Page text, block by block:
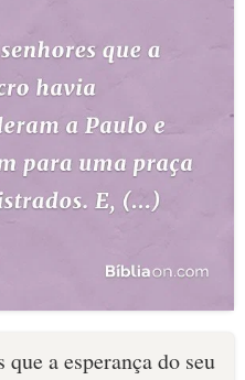
que a esperança do seu